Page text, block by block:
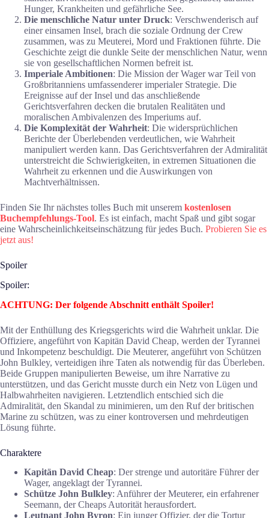
Hunger, Krankheiten und gefährliche See.
Die menschliche Natur unter Druck: Verschwenderisch auf
einer einsamen Insel, brach die soziale Ordnung der Crew
zusammen, was zu Meuterei, Mord und Fraktionen führte. Die
Geschichte zeigt die dunkle Seite der menschlichen Natur, wenn
sie von gesellschaftlichen Normen befreit ist.
Imperiale Ambitionen: Die Mission der Wager war Teil von
Großbritanniens umfassenderer imperialer Strategie. Die
Ereignisse auf der Insel und das anschließende
Gerichtsverfahren decken die brutalen Realitäten und
moralischen Ambivalenzen des Imperiums auf.
Die Komplexität der Wahrheit: Die widersprüchlichen
Berichte der Überlebenden verdeutlichen, wie Wahrheit
manipuliert werden kann. Das Gerichtsverfahren der Admiralität
unterstreicht die Schwierigkeiten, in extremen Situationen die
Wahrheit zu erkennen und die Auswirkungen von
Machtverhältnissen.
Finden Sie Ihr nächstes tolles Buch mit unserem kostenlosen
Buchempfehlungs-Tool. Es ist einfach, macht Spaß und gibt sogar
eine Wahrscheinlichkeitseinschätzung für jedes Buch. Probieren Sie es
jetzt aus!
Spoiler
Spoiler:
ACHTUNG: Der folgende Abschnitt enthält Spoiler!
Mit der Enthüllung des Kriegsgerichts wird die Wahrheit unklar. Die
Offiziere, angeführt von Kapitän David Cheap, werden der Tyrannei
und Inkompetenz beschuldigt. Die Meuterer, angeführt von Schützen
John Bulkley, verteidigen ihre Taten als notwendig für das Überleben.
Beide Gruppen manipulierten Beweise, um ihre Narrative zu
unterstützen, und das Gericht musste durch ein Netz von Lügen und
Halbwahrheiten navigieren. Letztendlich entschied sich die
Admiralität, den Skandal zu minimieren, um den Ruf der britischen
Marine zu schützen, was zu einer kontroversen und mehrdeutigen
Lösung führte.
Charaktere
Kapitän David Cheap: Der strenge und autoritäre Führer der
Wager, angeklagt der Tyrannei.
Schütze John Bulkley: Anführer der Meuterer, ein erfahrener
Seemann, der Cheaps Autorität herausfordert.
Leutnant John Byron: Ein junger Offizier, der die Tortur